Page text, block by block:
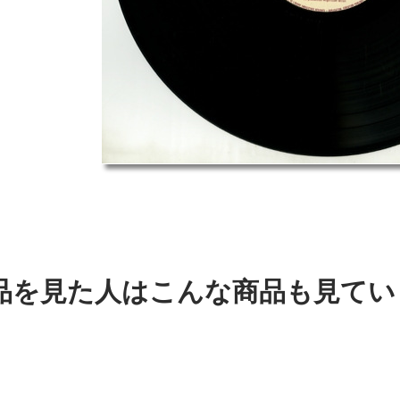
を見た人はこんな商品も見て